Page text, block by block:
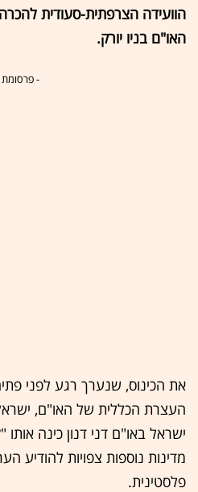
הוועידה הצרפתית-סעודית
האו"ם בניו יורק.
-
את הכינוס, שנערך רגע לפני
העצרת הכללית של האו"ם,
ישראל באו"ם דני דנון כינה
מדינות נוספות צפויות להודיע
פלסטינית.